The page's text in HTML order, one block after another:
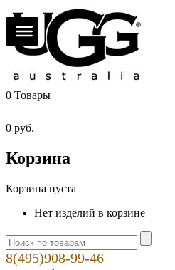
0 Товары
0 руб.
Корзина
Корзина пуста
Нет изделий в корзине
8(495)908-99-46